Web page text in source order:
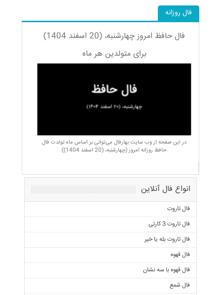
فال روزانه
فال حافظ امروز چهارشنبه، (20 اسفند 1404)
برای متولدین هر ماه
در این صفحه از وب سایت بهارفال می‌توانی بر اساس ماه تولدت فال
حافظ روزانه امروز (چهارشنبه، (20 اسفند 1404))
انواع فال آنلاین
فال تاروت
فال تاروت 3 کارتی
فال تاروت بله یا خیر
فال قهوه
فال قهوه با سه نشان
فال شمع